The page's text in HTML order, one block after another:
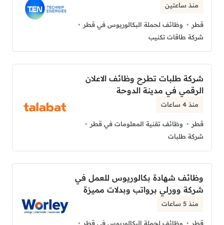
منذ ساعتين
قطر
وظائف لحملة البكالوريوس في قطر
شركة طاقات تكنيب
شركة طلبات تطرح وظائف الاعلان
الرقمي في مدينة الدوحة
منذ 4 ساعات
قطر
وظائف تقنية المعلومات في قطر
شركة طلبات
وظائف شهادة بكالوريوس للعمل في
شركة وورلي برواتب وبدلات مميزة
منذ 5 ساعات
قطر
وظائف لحملة البكالوريوس في قطر